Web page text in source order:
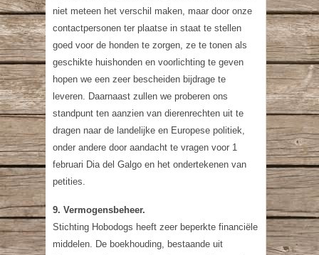
niet meteen het verschil maken, maar door onze
contactpersonen ter plaatse in staat te stellen
goed voor de honden te zorgen, ze te tonen als
geschikte huishonden en voorlichting te geven
hopen we een zeer bescheiden bijdrage te
leveren. Daarnaast zullen we proberen ons
standpunt ten aanzien van dierenrechten uit te
dragen naar de landelijke en Europese politiek,
onder andere door aandacht te vragen voor 1
februari Dia del Galgo en het ondertekenen van
petities.
9. Vermogensbeheer.
Stichting Hobodogs heeft zeer beperkte financiële
middelen. De boekhouding, bestaande uit